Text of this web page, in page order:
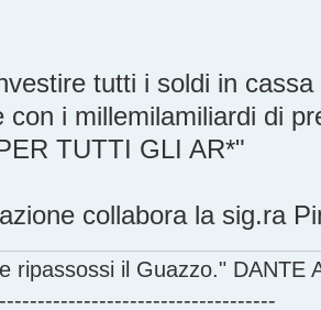
tutti i soldi in
con i millemilamiliardi di
TUTTI GLI AR*"
collabora la sig.ra
ripassossi il Guazzo." DANTE